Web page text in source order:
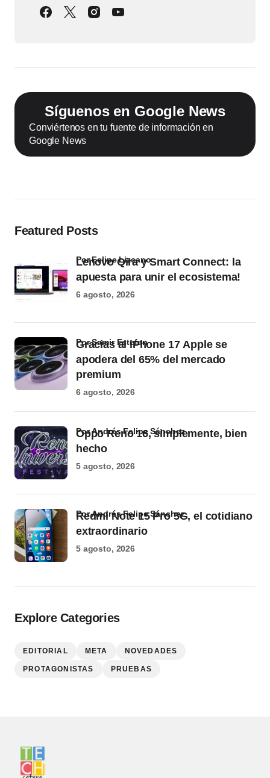
Síguenos en Google News
Conviértenos en tu fuente de información en
Google News
Featured Posts
Lenovo Qira y Smart Connect: la
apuesta para unir el ecosistema!
por Felipe Lizcano
6 agosto, 2026
Gracias al iPhone 17 Apple se
apodera del 65% del mercado
premium
por Samir Estefan
6 agosto, 2026
Oppo Reno 16, simplemente, bien
hecho
por Andrés Felipe Sánchez
5 agosto, 2026
Redmi Note 15 Pro 5G, el cotidiano
extraordinario
por Andrés Felipe Sánchez
5 agosto, 2026
Explore Categories
EDITORIAL META NOVEDADES
PROTAGONISTAS PRUEBAS